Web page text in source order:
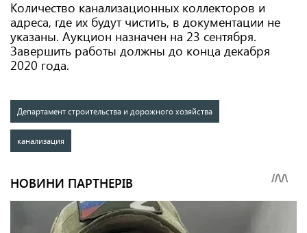
Количество канализационных коллекторов и
адреса, где их будут чистить, в документации не
указаны. Аукцион назначен на 23 сентября.
Завершить работы должны до конца декабря
2020 года.
Департамент строительства и дорожного хозяйства
канализация